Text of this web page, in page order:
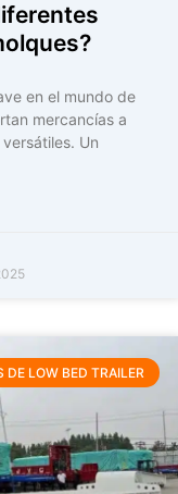
en el mundo de
mercancías a
Un
DE LOW BED TRAILER